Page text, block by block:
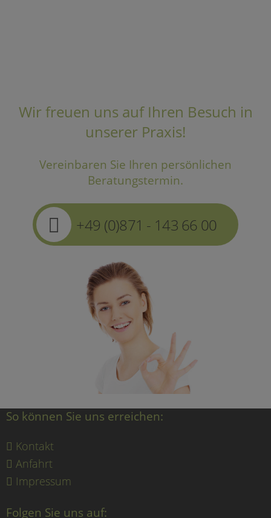
Wir freuen uns auf Ihren Besuch in
unserer Praxis!
Vereinbaren Sie Ihren persönlichen
Beratungstermin.
+49 (0)871 - 143 66 00
So können Sie uns erreichen:
Kontakt
Anfahrt
Impressum
Folgen Sie uns auf: